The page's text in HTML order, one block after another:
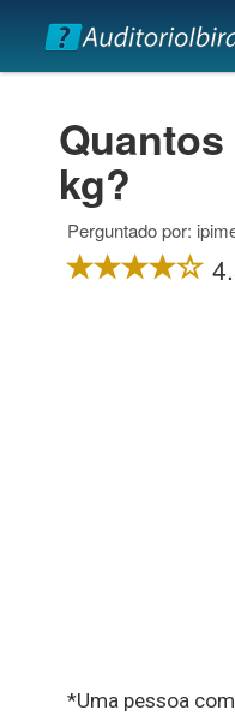
kg?
Perguntado por:
*Uma pessoa